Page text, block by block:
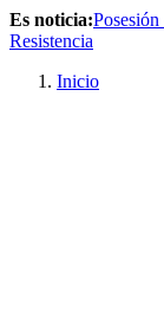
Es noticia:
Resistencia
Inicio